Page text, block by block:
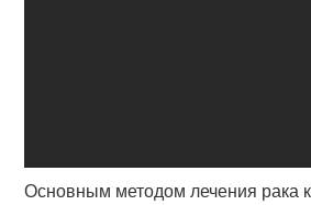
Основным методом лечения рака